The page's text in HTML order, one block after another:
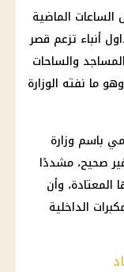
الساعات الماضية
أنباء تزعم قصر
والساحات
ما نفته الوزارة
باسم وزارة
صحيح، مشددًا
وأن
الداخلية